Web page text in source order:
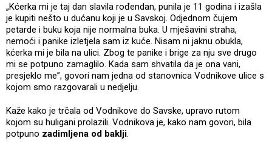
„Kćerka mi je taj dan slavila rođendan, punila je 11 godina i izašla
je kupiti nešto u dućanu koji je u Savskoj. Odjednom čujem
petarde i buku koja nije normalna buka. U mješavini straha,
nemoći i panike izletjela sam iz kuće. Nisam ni jaknu obukla,
kćerka mi je bila na ulici. Zbog te panike i brige za nju sve drugo
mi se potpuno zamaglilo. Kada sam shvatila da je ona vani,
presjeklo me”, govori nam jedna od stanovnica Vodnikove ulice s
kojom smo razgovarali u nedjelju.
Kaže kako je trčala od Vodnikove do Savske, upravo rutom
kojom su huligani prolazili. Vodnikova je, kako nam govori, bila
potpuno zadimljena od baklji.